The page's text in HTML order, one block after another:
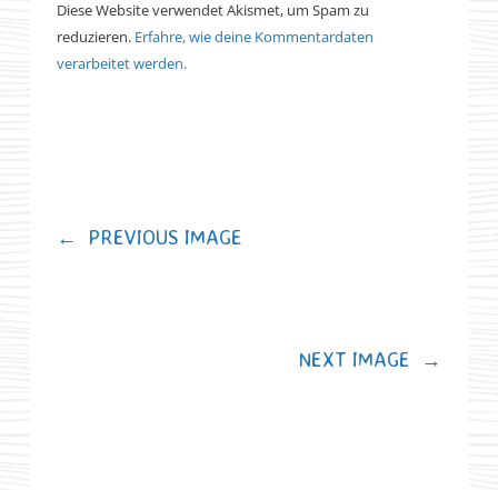
Diese Website verwendet Akismet, um Spam zu
reduzieren. Erfahre, wie deine Kommentardaten
verarbeitet werden.
← PREVIOUS IMAGE
NEXT IMAGE →